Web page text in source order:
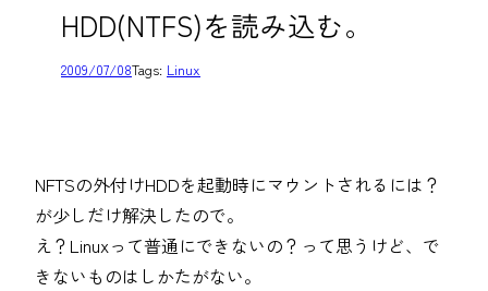
HDD(NTFS)を読み込む。
2009/07/08Tags: Linux
NFTSの外付けHDDを起動時にマウントされるには？
が少しだけ解決したので。
え？Linuxって普通にできないの？って思うけど、で
きないものはしかたがない。